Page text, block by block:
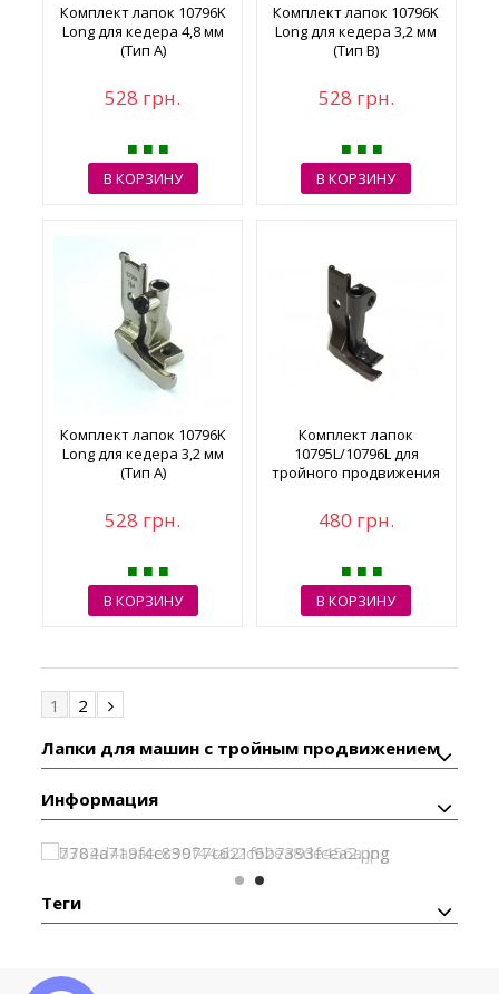
Комплект лапок 10796K
Long для кедера 4,8 мм
(Тип A)
528 грн.
В КОРЗИНУ
Комплект лапок 10796K
Long для кедера 3,2 мм
(Тип B)
528 грн.
В КОРЗИНУ
Комплект лапок 10796K
Long для кедера 3,2 мм
(Тип A)
528 грн.
В КОРЗИНУ
Комплект лапок
10795L/10796L для
тройного продвижения
480 грн.
В КОРЗИНУ
1
2
Лапки для машин с тройным продвижением
Информация
Теги